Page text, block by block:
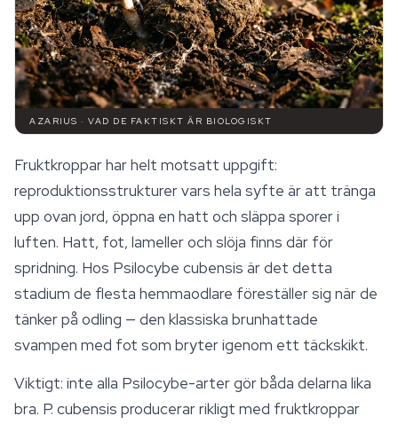
AZARIUS · VAD DE FAKTISKT ÄR BIOLOGISKT
Fruktkroppar har helt motsatt uppgift:
reproduktionsstrukturer vars hela syfte är att tränga
upp ovan jord, öppna en hatt och släppa sporer i
luften. Hatt, fot, lameller och slöja finns där för
spridning. Hos Psilocybe cubensis är det detta
stadium de flesta hemmaodlare föreställer sig när de
tänker på odling — den klassiska brunhattade
svampen med fot som bryter igenom ett täckskikt.
Viktigt: inte alla Psilocybe-arter gör båda delarna lika
bra. P. cubensis producerar rikligt med fruktkroppar